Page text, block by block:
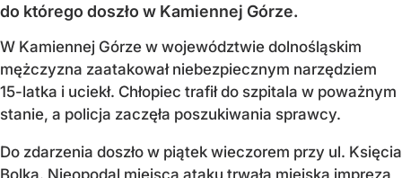
do którego doszło w Kamiennej Górze.
W Kamiennej Górze w województwie dolnośląskim
mężczyzna zaatakował niebezpiecznym narzędziem
15-latka i uciekł. Chłopiec trafił do szpitala w poważnym
stanie, a policja zaczęła poszukiwania sprawcy.
Do zdarzenia doszło w piątek wieczorem przy ul. Księcia